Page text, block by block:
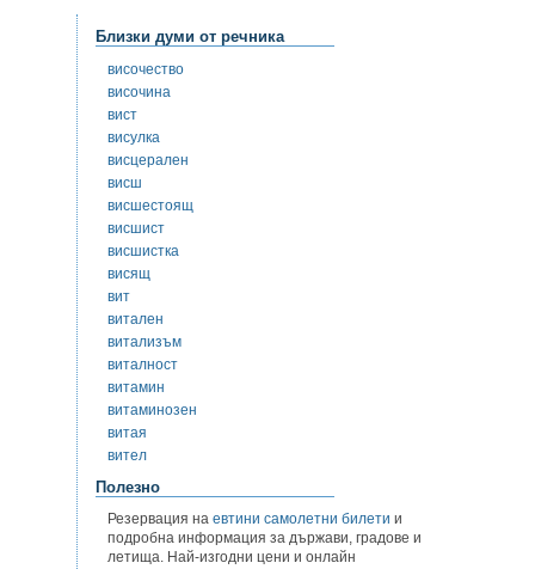
Близки думи от речника
височество
височина
вист
висулка
висцерален
висш
висшестоящ
висшист
висшистка
висящ
вит
витален
витализъм
виталност
витамин
витаминозен
витая
вител
Полезно
Резервация на евтини самолетни билети и
подробна информация за държави, градове и
летища. Най-изгодни цени и онлайн